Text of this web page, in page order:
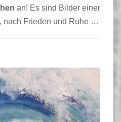
an! Es sind Bilder einer
nach Frieden und Ruhe …